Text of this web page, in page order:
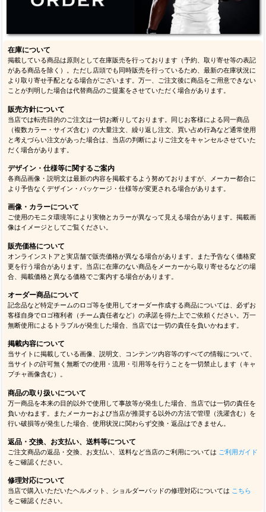
在庫について
掲載している商品は原則として在庫販売を行っております（予約、取り寄せ等の表記
がある商品を除く）。ただし店頭でも同時販売を行っているため、最新の在庫状況に
より取り寄せ手配となる場合がございます。万一、ご注文後に商品をご用意できない
ことが判明した場合は代替商品のご提案をさせていただく場合があります。
販売方針について
当店では転売目的のご注文は一切お断りしております。同じお客様による同一商品
（複数カラー・サイズ含む）の大量注文、繰り返し注文、買い占め行為など通常使用
と考えづらい注文があった場合は、当店の判断によりご注文をキャンセルさせていた
だく場合があります。
デザイン・仕様等に関するご案内
各商品画像・説明文は最新の内容を掲載するよう努めておりますが、メーカー都合に
より予告なくデザイン・パッケージ・仕様等が変更される場合があります。
画像・カラーについて
ご使用のモニタ環境等により実物とカラーが異なって見える場合があります。掲載画
像はイメージとしてご覧ください。
販売価格について
オンラインストアと実店舗で販売価格が異なる場合があります。また予告なく価格変
更を行う場合があります。当店に在庫のない商品をメーカーから取り寄せるなどの場
合、掲載価格と異なる価格でご案内する場合があります。
オーダー商品について
記念品など特定チームのロゴ等を使用してオーダー作成する商品については、必ずお
客様自身でロゴ権利者（チーム責任者など）の承諾を得た上でご依頼ください。万一
無断使用によるトラブルが発生した場合、当店では一切の責任を負いかねます。
掲載内容について
当サイトに掲載している画像、説明文、コンテンツ内容等のすべての情報について、
当サイトの許可無く無断での使用・流用・引用等を行うことを一切禁止します（キャ
プチャ画像含む）。
商品の取り扱いについて
万一商品を本来の目的以外で使用して事故等が発生した場合、当店では一切の責任を
負いかねます。またメーカーおよび当店が推奨する以外の方法で管理（洗濯含む）を
行い破損等が発生した場合、使用状況に関わらず交換・返品はできません。
返品・交換、お支払い、送料等について
ご注文商品の返品・交換、お支払い、送料など当店のご利用については ご利用ガイド
をご確認ください。
修理対応について
当店で購入いただいたヘルメット、ショルダーパッドの修理対応については こちら
をご確認ください。